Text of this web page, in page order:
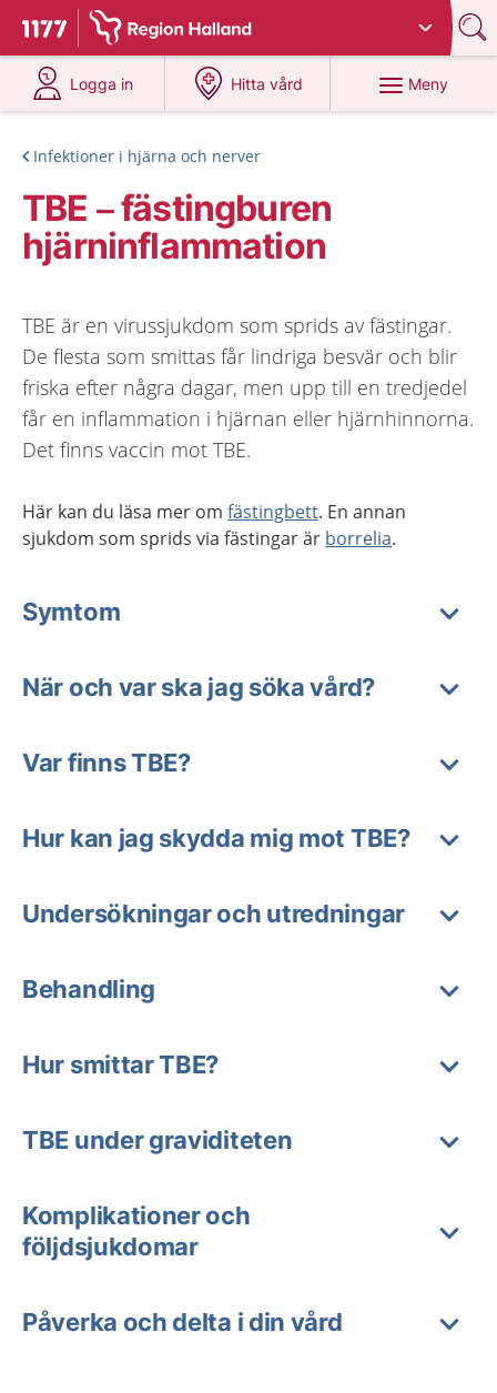
Till startsidan för 1177
Du har valt region Halland
Logga in
på 1177.se
Hitta vård
på 1177.se
Meny
Infektioner i hjärna och nerver
TBE – fästingburen
hjärninflammation
TBE är en virussjukdom som sprids av fästingar.
De flesta som smittas får lindriga besvär och blir
friska efter några dagar, men upp till en tredjedel
får en inflammation i hjärnan eller hjärnhinnorna.
Det finns vaccin mot TBE.
Här kan du läsa mer om fästingbett. En annan
sjukdom som sprids via fästingar är borrelia.
Symtom
När och var ska jag söka vård?
Var finns TBE?
Hur kan jag skydda mig mot TBE?
Undersökningar och utredningar
Behandling
Hur smittar TBE?
TBE under graviditeten
Komplikationer och
följdsjukdomar
Påverka och delta i din vård